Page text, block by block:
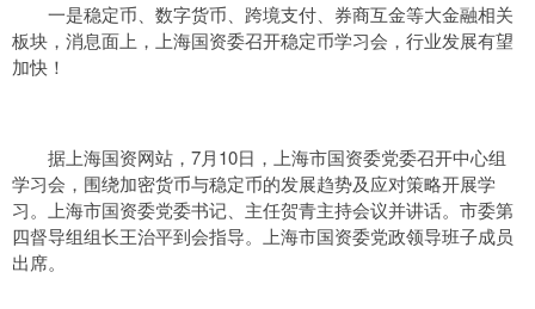
一是稳定币、数字货币、跨境支付、券商互金等大金融相关
板块，消息面上，上海国资委召开稳定币学习会，行业发展有望
加快！
据上海国资网站，7月10日，上海市国资委党委召开中心组
学习会，围绕加密货币与稳定币的发展趋势及应对策略开展学
习。上海市国资委党委书记、主任贺青主持会议并讲话。市委第
四督导组组长王治平到会指导。上海市国资委党政领导班子成员
出席。